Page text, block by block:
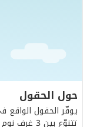
حول الحقول
يوفّر الحقول